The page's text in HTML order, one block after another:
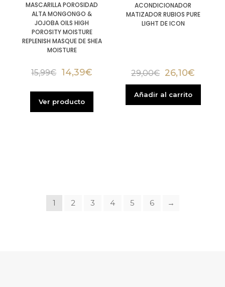
MASCARILLA POROSIDAD
ALTA MONGONGO &
JOJOBA OILS HIGH
POROSITY MOISTURE
REPLENISH MASQUE DE SHEA
MOISTURE
15,99€ 14,39€
Ver producto
ACONDICIONADOR
MATIZADOR RUBIOS PURE
LIGHT DE ICON
29,00€ 26,10€
Añadir al carrito
1 2 3 4 5 6 →